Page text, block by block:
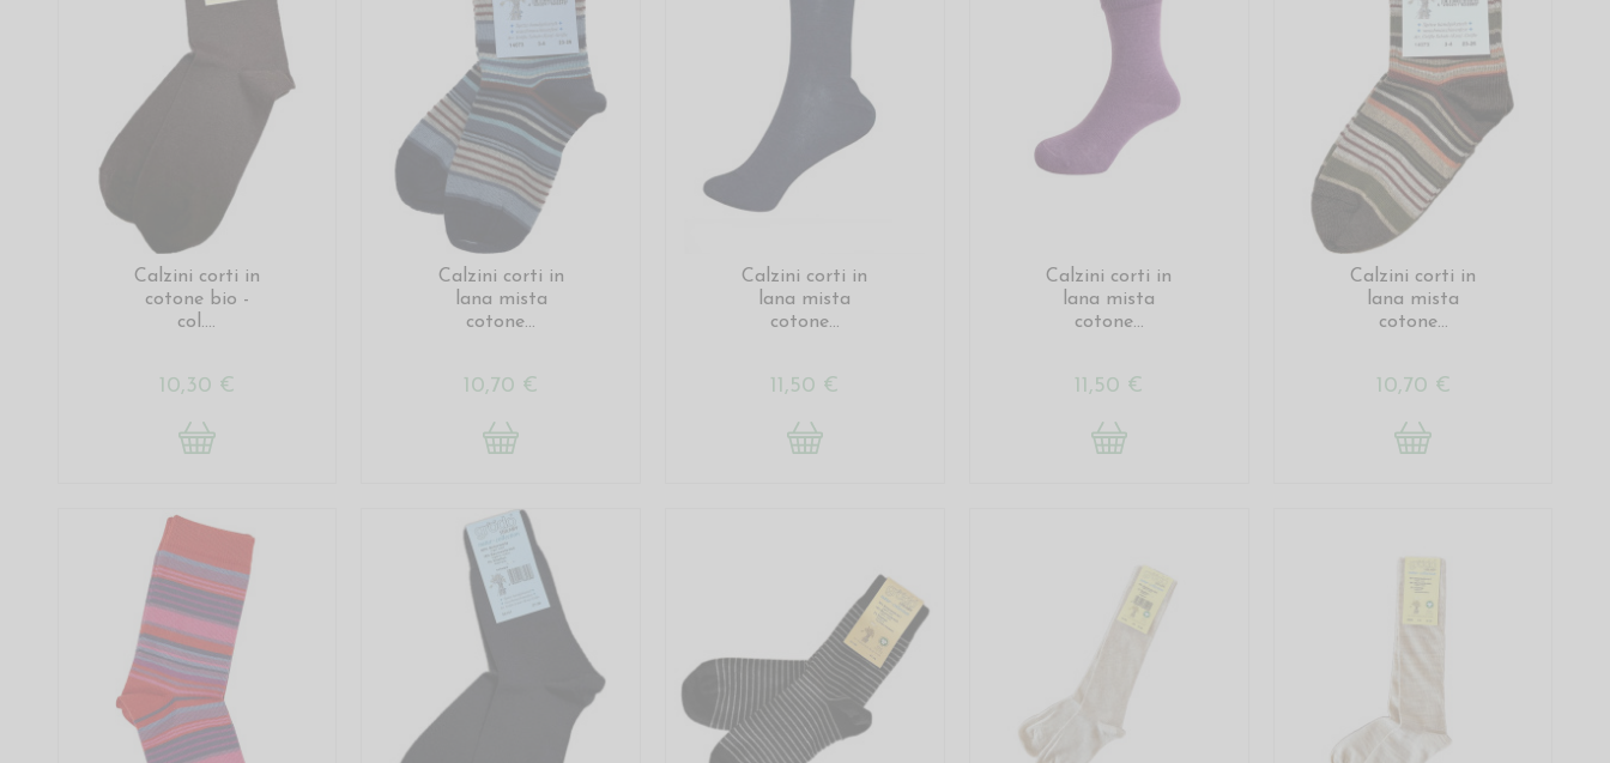
Calzini corti in
cotone bio -
col....
10,30 €
Calzini corti in
lana mista
cotone...
10,70 €
Calzini corti in
lana mista
cotone...
11,50 €
Calzini corti in
lana mista
cotone...
11,50 €
Calzini corti in
lana mista
cotone...
10,70 €